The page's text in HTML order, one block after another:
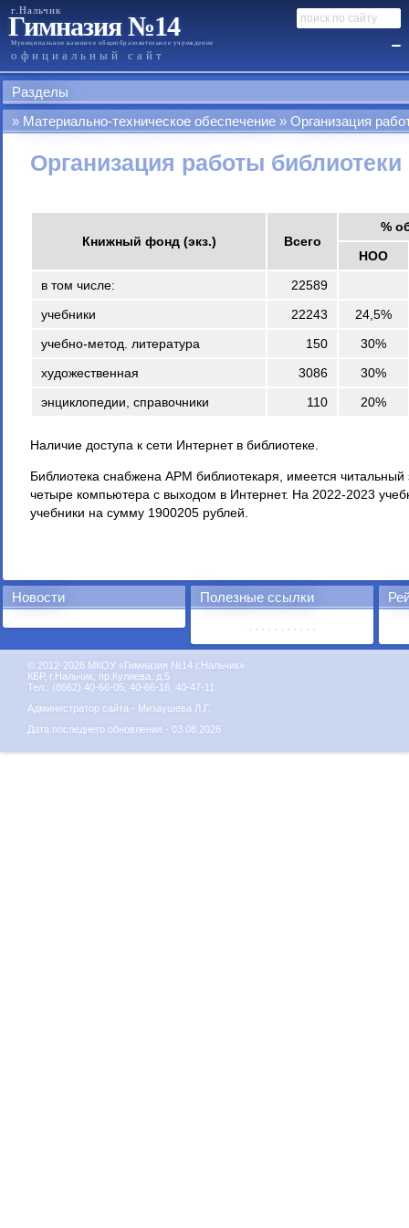
г.Нальчик
Гимназия №14
Муниципальное казенное общеобразовательное учреждение
официальный сайт
Разделы
Материально-техническое обеспечение
Организация
Организация работы библиотеки
Книжный фонд (экз.) Всего
%
НОО
в том числе:
22589
учебники
22243
24,5%
учебно-метод. литература
150
30%
художественная
3086
30%
энциклопедии, справочники
110 20%
Наличие доступа к сети Интернет в библиотеке.
Библиотека снабжена АРМ библиотекаря, имеется читальный
четыре компьютера с выходом в Интернет. На 2022-2023
учебники на сумму 1900205 рублей.
Новости Полезные ссылки
© 2012-2026 МКОУ «Гимназия №14 г.Нальчик»
КБР, г.Нальчик, пр.Кулиева, д.5
Тел.: (8662) 40-66-05, 40-66-16, 40-47-11
Администратор сайта - Мизаушева Л.Г.
Дата последнего обновления - 03.08.2026